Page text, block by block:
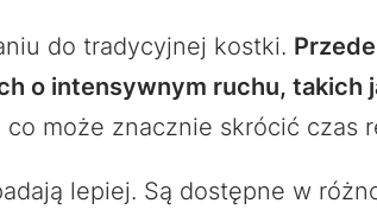
do tradycyjnej kostki.
o intensywnym ruchu, takich
może znacznie skrócić czas
lepiej. Są dostępne w